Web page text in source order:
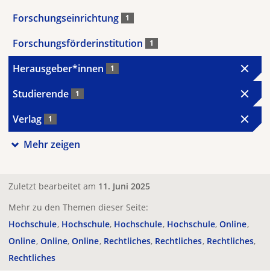
Forschungseinrichtung 1
Forschungsförderinstitution 1
Herausgeber*innen 1
Studierende 1
Verlag 1
Mehr zeigen
Zuletzt bearbeitet am 11. Juni 2025
Mehr zu den Themen dieser Seite:
Hochschule Hochschule Hochschule Hochschule Online
Online Online Online Rechtliches Rechtliches Rechtliches
Rechtliches